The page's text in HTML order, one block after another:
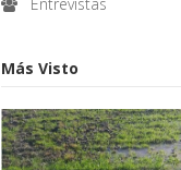
Más Visto